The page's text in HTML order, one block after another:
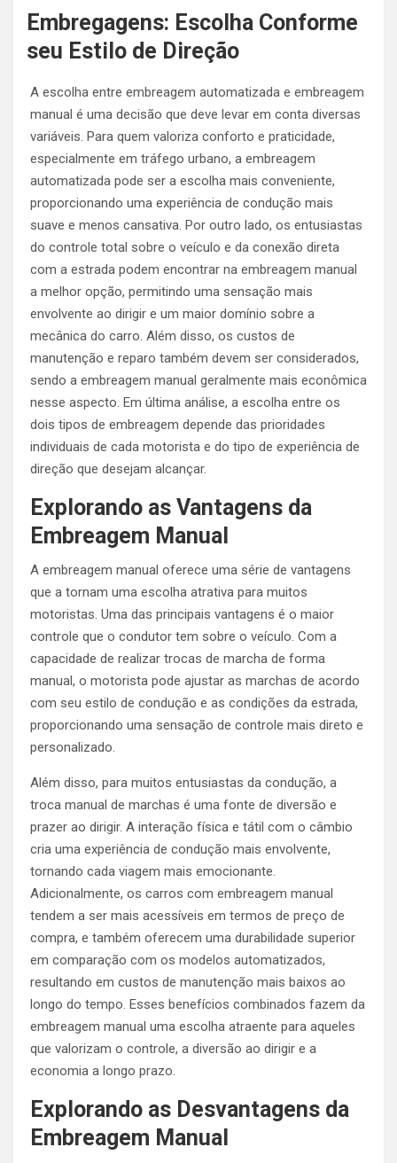
Embregagens: Escolha Conforme
seu Estilo de Direção
A escolha entre embreagem automatizada e embreagem
manual é uma decisão que deve levar em conta diversas
variáveis. Para quem valoriza conforto e praticidade,
especialmente em tráfego urbano, a embreagem
automatizada pode ser a escolha mais conveniente,
proporcionando uma experiência de condução mais
suave e menos cansativa. Por outro lado, os entusiastas
do controle total sobre o veículo e da conexão direta
com a estrada podem encontrar na embreagem manual
a melhor opção, permitindo uma sensação mais
envolvente ao dirigir e um maior domínio sobre a
mecânica do carro. Além disso, os custos de
manutenção e reparo também devem ser considerados,
sendo a embreagem manual geralmente mais econômica
nesse aspecto. Em última análise, a escolha entre os
dois tipos de embreagem depende das prioridades
individuais de cada motorista e do tipo de experiência de
direção que desejam alcançar.
Explorando as Vantagens da
Embreagem Manual
A embreagem manual oferece uma série de vantagens
que a tornam uma escolha atrativa para muitos
motoristas. Uma das principais vantagens é o maior
controle que o condutor tem sobre o veículo. Com a
capacidade de realizar trocas de marcha de forma
manual, o motorista pode ajustar as marchas de acordo
com seu estilo de condução e as condições da estrada,
proporcionando uma sensação de controle mais direto e
personalizado.
Além disso, para muitos entusiastas da condução, a
troca manual de marchas é uma fonte de diversão e
prazer ao dirigir. A interação física e tátil com o câmbio
cria uma experiência de condução mais envolvente,
tornando cada viagem mais emocionante.
Adicionalmente, os carros com embreagem manual
tendem a ser mais acessíveis em termos de preço de
compra, e também oferecem uma durabilidade superior
em comparação com os modelos automatizados,
resultando em custos de manutenção mais baixos ao
longo do tempo. Esses benefícios combinados fazem da
embreagem manual uma escolha atraente para aqueles
que valorizam o controle, a diversão ao dirigir e a
economia a longo prazo.
Explorando as Desvantagens da
Embreagem Manual